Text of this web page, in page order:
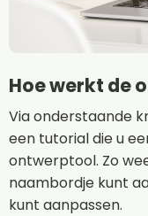
Hoe werkt de
Via onderstaande
een tutorial die u
ontwerptool. Zo
naambordje kunt
kunt aanpassen.